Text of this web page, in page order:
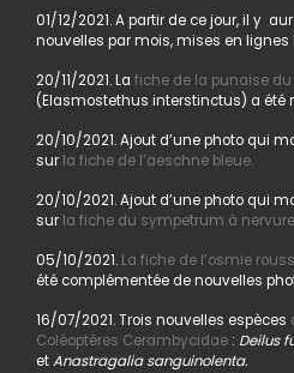
01/12/2021. A partir de ce jour, il y
nouvelles par mois, mises en lignes
20/11/2021. La fiche de la punaise
(Elasmostethus interstinctus) a été
20/10/2021. Ajout d’une photo qui
sur la fiche de l’aeschne bleue.
20/10/2021. Ajout d’une photo qui
sur la fiche du sympetrum à
05/10/2021. La fiche de l’osmie
été complémentée de nouvelles
16/07/2021. Trois nouvelles espèces
Coléoptères Cerambycidae: Deilus
etAnastragalia sanguinolenta.